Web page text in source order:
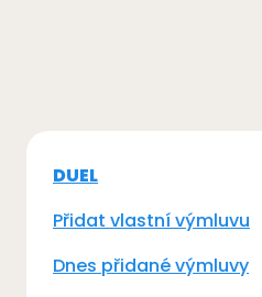
DUEL
Přidat vlastní výmluvu
Dnes přidané výmluvy